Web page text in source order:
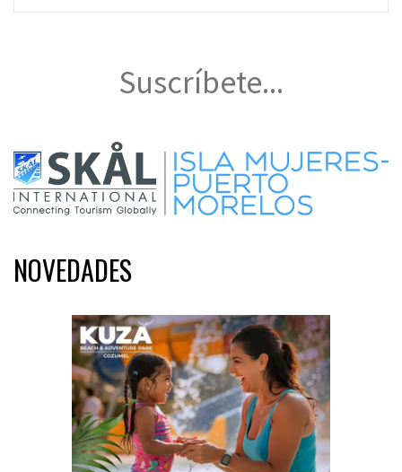
Suscríbete...
NOVEDADES